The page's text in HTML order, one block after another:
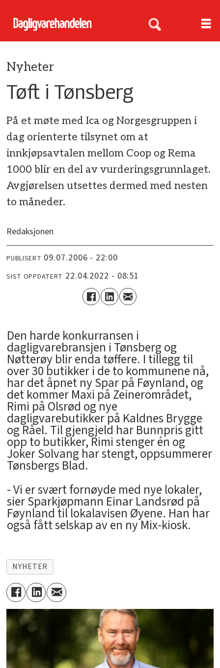
Nyheter
Tøft i Tønsberg
På et møte med Ica og Norgesgruppen i
dag orienterte tilsynet om at
innkjøpsavtalen mellom Coop og Rema
1000 blir en del av vurderingsgrunnlaget.
Avgjørelsen utsettes dermed med nesten
to måneder.
Redaksjonen
PUBLISERT 09.07.2006 - 22:00
SIST OPPDATERT 22.04.2022 - 08:51
Den harde konkurransen i
dagligvarebransjen i Tønsberg og
Nøtterøy blir enda tøffere. I tillegg til
over 30 butikker i de to kommunene nå,
har det åpnet ny Spar på Føynland, og
det kommer Maxi på Zeinerområdet,
Rimi på Olsrød og nye
dagligvarebutikker på Kaldnes Brygge
og Råel. Til gjengjeld har Bunnpris gitt
opp to butikker, Rimi stenger én og
Joker Solvang har stengt, oppsummerer
Tønsbergs Blad.
- Vi er svært fornøyde med nye lokaler,
sier Sparkjøpmann Einar Landsrød på
Føynland til lokalavisen Øyene. Han har
også fått selskap av en ny Mix-kiosk.
NYHETER